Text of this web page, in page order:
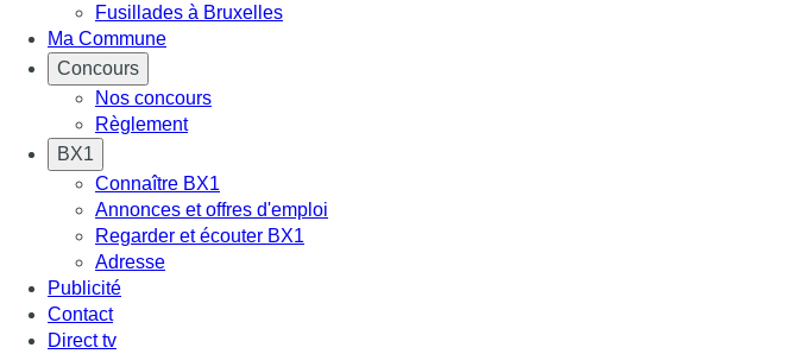
Fusillades à Bruxelles
Ma Commune
Concours
Nos concours
Règlement
BX1
Connaître BX1
Annonces et offres d'emploi
Regarder et écouter BX1
Adresse
Publicité
Contact
Direct tv